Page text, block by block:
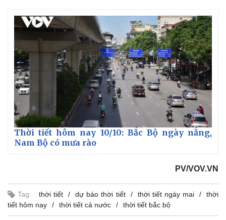
Kinh tế
Thị trường
Thời tiết hôm nay 10/10: Bắc Bộ ngày nắng,
Nam Bộ có mưa rào
PV/VOV.VN
Tag: thời tiết dự báo thời tiết thời tiết ngày mai
thời
tiết hôm nay
thời tiết cả nước thời tiết bắc bộ